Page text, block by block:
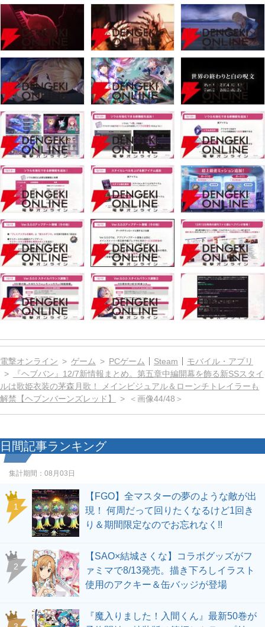
電撃オンライン ゲーム PCゲーム Steam
モバイル・アプリ
『ヘブバン』12/7新情報まとめ。第五章中編開幕を飾る新SSスタイ
ルは歌姫衣装の茅森月歌！ メインビジュアル＆ローンチトレイラーも
解禁【ヘブンバーンズレッド】
＜画像44/48＞
日間記事ランキング
集計期間： 08月03日
1
【FGO】全マスターの夢のような敵が出
現！ 何周だって回りたくなるけど1回き
り＆期間限定なのでお忘れなく!!
2
【SAO×結城さくな】コラボグッズがフ
ァミマで8/13発売。描き下ろしイラスト
使用のアクキー＆缶バッジが登場
『魔入りました！入間くん』最新50巻が